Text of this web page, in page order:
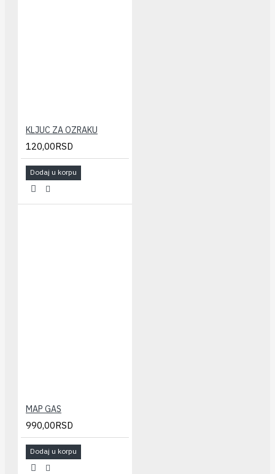
KLJUC ZA OZRAKU
120,00RSD
Dodaj u korpu
MAP GAS
990,00RSD
Dodaj u korpu